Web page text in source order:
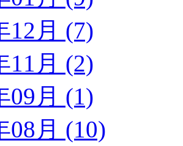
12月 (7)
11月 (2)
09月 (1)
08月 (10)